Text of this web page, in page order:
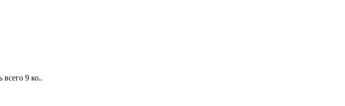
9 ко..